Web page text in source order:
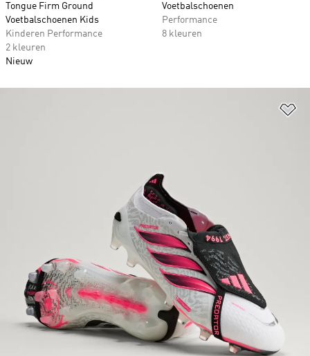
Tongue Firm Ground
Voetbalschoenen Kids
Kinderen Performance
2 kleuren
Nieuw
Voetbalschoenen
Performance
8 kleuren